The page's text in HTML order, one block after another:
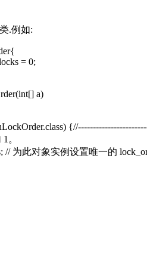
.例如:
= 0;
a)
。
// 为此对象实例设置唯一的